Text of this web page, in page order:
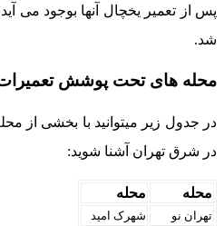
پس از تعمیر یخچال آنها بوجود می
شد.
محله های تحت پوشش تعمیرات
در جدول زیر میتوانید با بخشی از
در شرق تهران آشنا شوید:
محله محله
تهران نو
شهرک امید